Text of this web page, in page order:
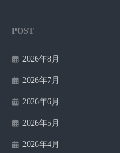
POST
2026年8月
2026年7月
2026年6月
2026年5月
2026年4月